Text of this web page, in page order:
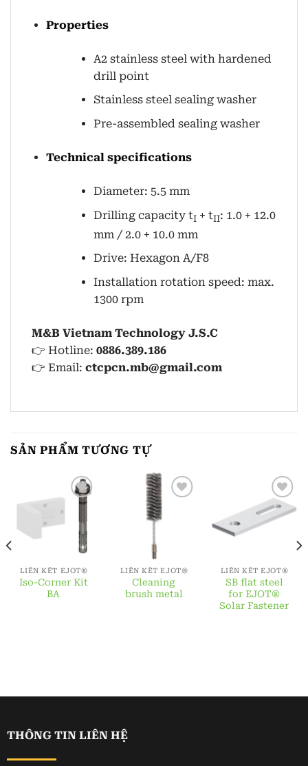
Properties
A2 stainless steel with hardened
drill point
Stainless steel sealing washer
Pre-assembled sealing washer
Technical specifications
Diameter: 5.5 mm
Drilling capacity tI+ tII: 1.0 + 12.0
mm / 2.0 + 10.0 mm
Drive: Hexagon A/F8
Installation rotation speed: max.
1300 rpm
M&B Vietnam Technology J.S.C
👉 Hotline: 0886.389.186
👉 Email: ctcpcn.mb@gmail.com
SẢN PHẨM TƯƠNG TỰ
LIÊN KẾT EJOT®
Iso-Corner Kit
BA
LIÊN KẾT EJOT®
Cleaning
brush metal
LIÊN KẾT EJOT®
SB flat steel
for EJOT®
Solar Fastener
THÔNG TIN LIÊN HỆ